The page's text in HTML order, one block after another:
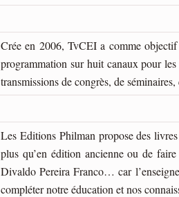
Crée en 2006, TvCEI a comme
programmation sur huit canaux pour
transmissions de congrès, de
Les Editions Philman propose des
plus qu’en édition ancienne ou de
Divaldo Pereira Franco… car
compléter notre éducation et nos